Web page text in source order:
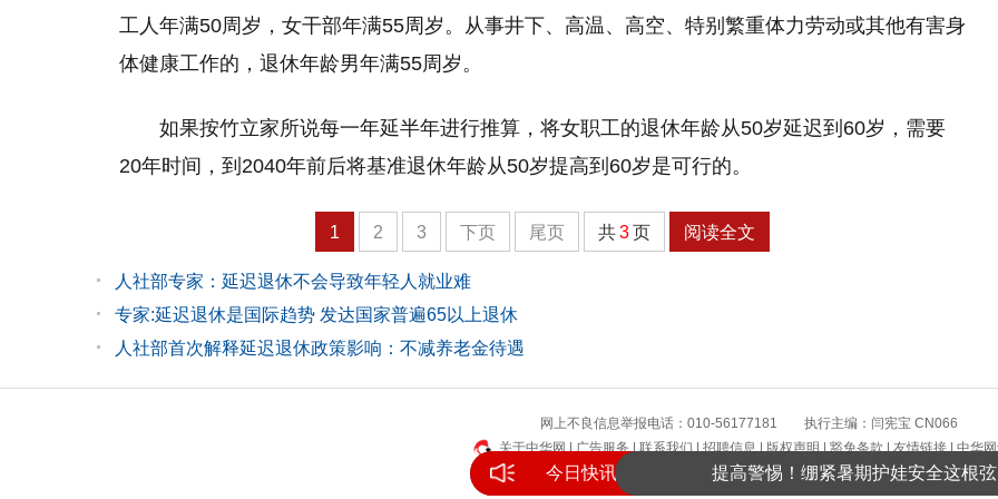
工人年满50周岁，女干部年满55周岁。从事井下、高温、高空、特别繁重体力劳动或其他有害身
体健康工作的，退休年龄男年满55周岁。
如果按竹立家所说每一年延半年进行推算，将女职工的退休年龄从50岁延迟到60岁，需要
20年时间，到2040年前后将基准退休年龄从50岁提高到60岁是可行的。
1 2 3 下页 尾页 共3页 阅读全文
人社部专家：延迟退休不会导致年轻人就业难
专家:延迟退休是国际趋势 发达国家普遍65以上退休
人社部首次解释延迟退休政策影响：不减养老金待遇
网上不良信息举报电话：010-56177181 执行主编：闫宪宝 CN066
关于中华网|广告服务|联系我们|招聘信息|版权声明|豁免条款|友情链接|中华
版权所有 中华网
今日快讯
提高警惕！绷紧暑期护娃安全这根弦
景区增设网红打卡景观 受访者感觉“不搭